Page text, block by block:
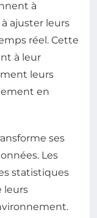
à
ajuster leurs
réel. Cette
à leur
leurs
en
ses
Les
statistiques
leurs